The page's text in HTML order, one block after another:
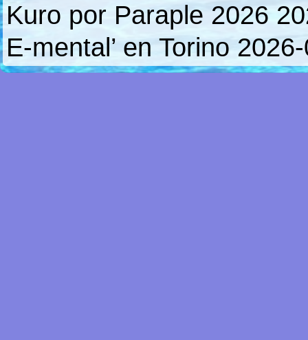
Kuro por Paraple 2026
E-mental’ en Torino